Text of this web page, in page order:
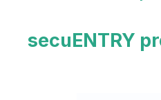
secuENTRY